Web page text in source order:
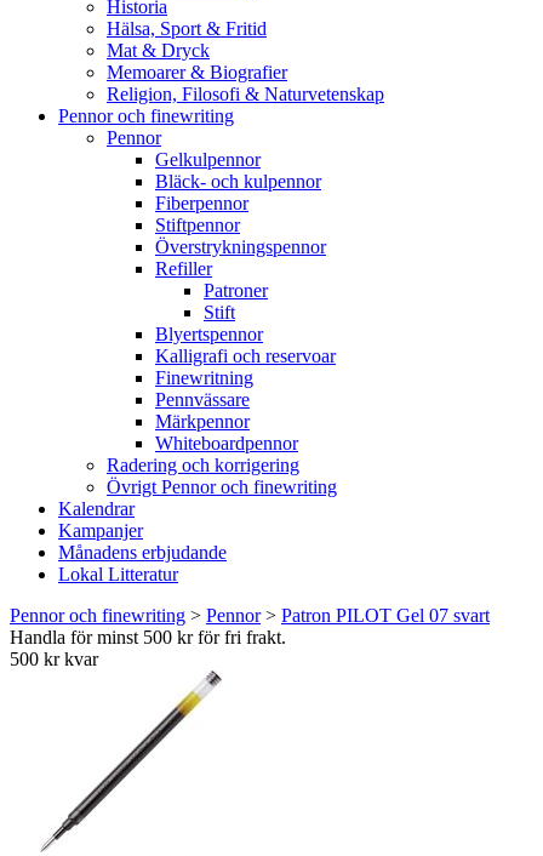
Historia
Hälsa, Sport & Fritid
Mat & Dryck
Memoarer & Biografier
Religion, Filosofi & Naturvetenskap
Pennor och finewriting
Pennor
Gelkulpennor
Bläck- och kulpennor
Fiberpennor
Stiftpennor
Överstrykningspennor
Refiller
Patroner
Stift
Blyertspennor
Kalligrafi och reservoar
Finewritning
Pennvässare
Märkpennor
Whiteboardpennor
Radering och korrigering
Övrigt Pennor och finewriting
Kalendrar
Kampanjer
Månadens erbjudande
Lokal Litteratur
Pennor och finewriting > Pennor> Patron PILOT Gel 07 svart
Handla för minst 500 kr för fri frakt.
500 kr kvar